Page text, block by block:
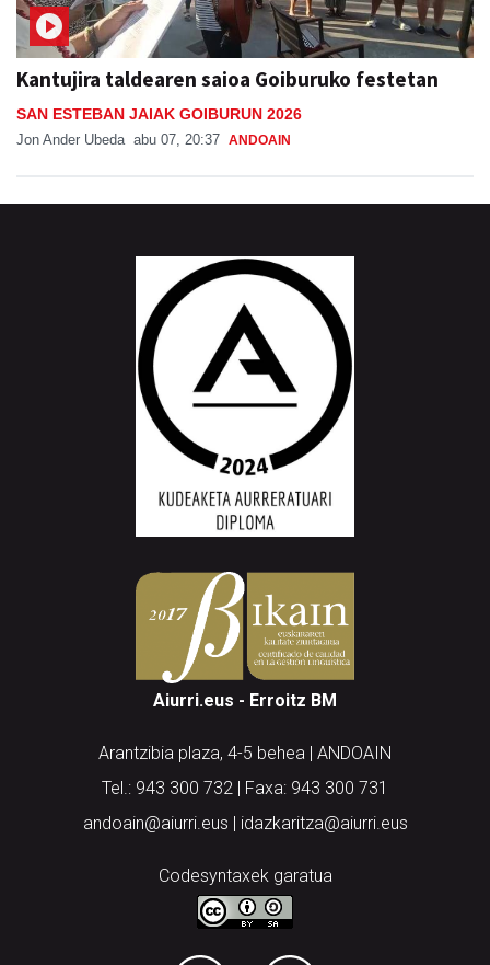
Kantujira taldearen saioa Goiburuko festetan
SAN ESTEBAN JAIAK GOIBURUN 2026
Jon Ander Ubeda abu 07, 20:37 ANDOAIN
Aiurri.eus - Erroitz BM
Arantzibia plaza, 4-5 behea | ANDOAIN
Tel.: 943 300 732 | Faxa: 943 300 731
andoain@aiurri.eus | idazkaritza@aiurri.eus
Codesyntaxek garatua